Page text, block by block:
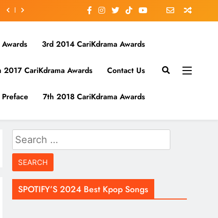
3rd 2014 CariKdrama Awards
2017 CariKdrama Awards Contact Us
Preface 7th 2018 CariKdrama Awards
Search
for:
SPOTIFY’S 2024 Best Kpop Songs